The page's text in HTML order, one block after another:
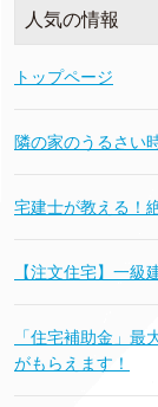
人気の情報
トップページ
隣の家のうるさい
宅建士が教える！
【注文住宅】一級
「住宅補助金」
がもらえます！